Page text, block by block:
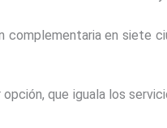
en siete
que iguala los